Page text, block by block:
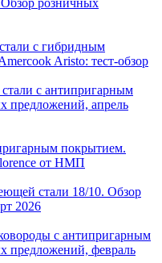
с гибридным
Aristo: тест-обзор
с антипригарным
предложений, апрель
покрытием.
от НМП
стали 18/10. Обзор
2026
с антипригарным
предложений, февраль